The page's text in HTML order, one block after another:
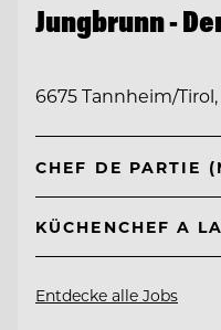
Jungbrunn -
6675 Tannheim/
CHEF DE PARTIE
KÜCHENCHEF A
Entdecke alle Jobs